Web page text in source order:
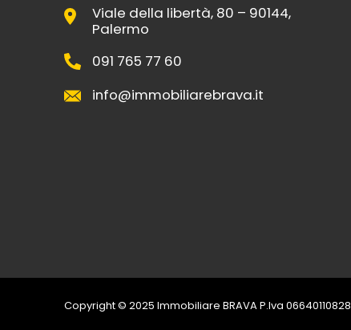
Viale della libertà, 80 – 90144,
Palermo
091 765 77 60
info@immobiliarebrava.it
Copyright © 2025 Immobiliare BRAVA P.Iva 06640110828